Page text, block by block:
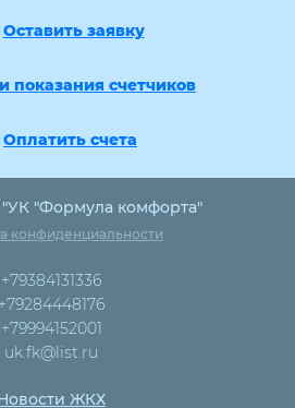
Оставить заявку
показания счетчиков
Оплатить счета
"Формула комфорта"
конфиденциальности
+79384131336
+79284448176
+79994152001
uk.fk@list.ru
ЖКХ